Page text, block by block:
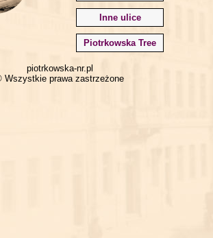
Inne ulice
Piotrkowska Tree
piotrkowska-nr.pl
Wszystkie prawa zastrzeżone